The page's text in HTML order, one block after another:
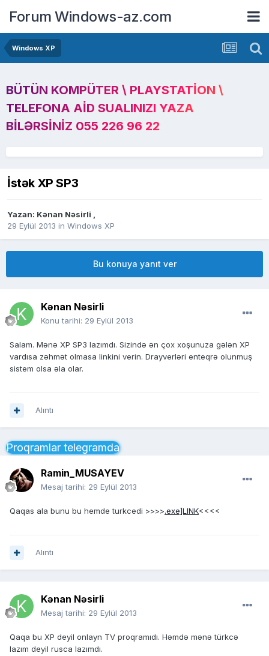
Forum Windows-az.com
Windows XP
BÜTÜN KOMPÜTER \ PLAYSTATION \
TELEFONA AID SUALINIZI YAZA
BILƏRSINIZ 055 226 96 22
İstək XP SP3
Yazan: Kənan Nəsirli ,
29 Eylül 2013 in Windows XP
Bu konuya yanıt ver
Kənan Nəsirli
Konu tarihi: 29 Eylül 2013
Salam. Mənə XP SP3 lazımdı. Sizində ən çox xoşunuza gələn XP
vardısa zəhmət olmasa linkini verin. Drayverləri enteqrə olunmuş
sistem olsa əla olar.
Alıntı
Proqramlar telegramda
Ramin_MUSAYEV
Mesaj tarihi: 29 Eylül 2013
Qaqas ala bunu bu hemde turkcedi >>>>.exe]LINK<<<<
Alıntı
Kənan Nəsirli
Mesaj tarihi: 29 Eylül 2013
Qaqa bu XP deyil onlayn TV proqramıdı. Həmdə mənə türkcə
lazım deyil rusca lazımdı.